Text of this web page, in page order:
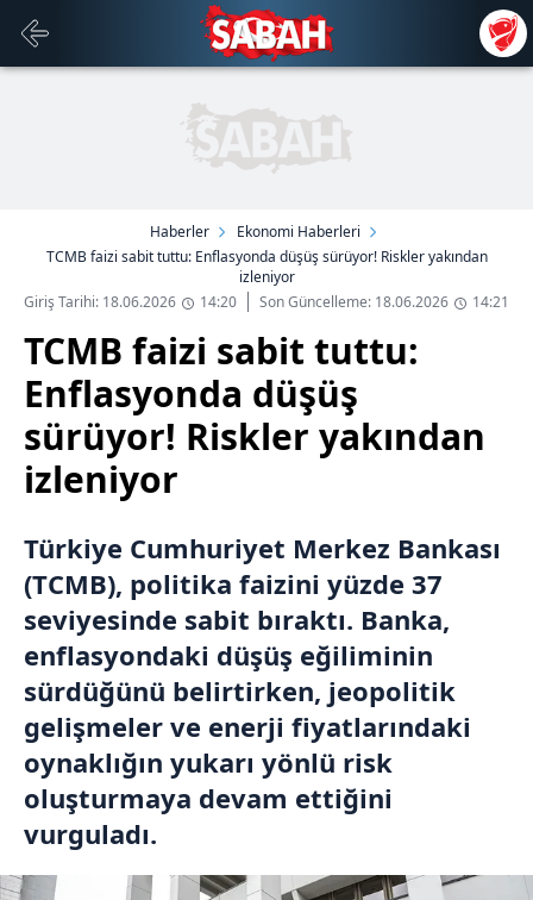
Haberler
Ekonomi Haberleri
TCMB faizi sabit tuttu: Enflasyonda düşüş sürüyor! Riskler yakından
izleniyor
Giriş Tarihi: 18.06.2026
14:20 Son Güncelleme: 18.06.2026 14:21
TCMB faizi sabit tuttu:
Enflasyonda düşüş
sürüyor! Riskler yakından
izleniyor
Türkiye Cumhuriyet Merkez Bankası
(TCMB), politika faizini yüzde 37
seviyesinde sabit bıraktı. Banka,
enflasyondaki düşüş eğiliminin
sürdüğünü belirtirken, jeopolitik
gelişmeler ve enerji fiyatlarındaki
oynaklığın yukarı yönlü risk
oluşturmaya devam ettiğini
vurguladı.